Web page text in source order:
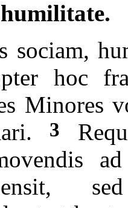
sociam,
hoc
Minores
3